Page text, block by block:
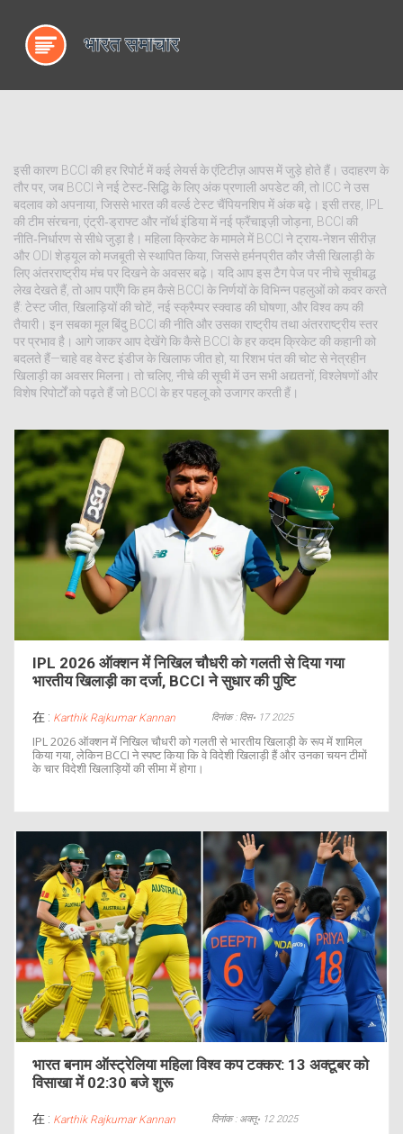
इसी कारण BCCI की हर रिपोर्ट में कई लेयर्स के एंटिटीज़ आपस में जुड़े होते हैं। उदाहरण के
तौर पर, जब BCCI ने नई टेस्ट‑सिद्धि के लिए अंक प्रणाली अपडेट की, तो ICC ने उस
बदलाव को अपनाया, जिससे भारत की वर्ल्ड टेस्ट चैंपियनशिप में अंक बढ़े। इसी तरह, IPL
की टीम संरचना, एंट्री‑ड्राफ्ट और नॉर्थ इंडिया में नई फ्रैंचाइज़ी जोड़ना, BCCI की
नीति‑निर्धारण से सीधे जुड़ा है। महिला क्रिकेट के मामले में BCCI ने ट्राय‑नेशन सीरीज़
और ODI शेड्यूल को मजबूती से स्थापित किया, जिससे हर्मनप्रीत कौर जैसी खिलाड़ी के
लिए अंतरराष्ट्रीय मंच पर दिखने के अवसर बढ़े। यदि आप इस टैग पेज पर नीचे सूचीबद्ध
लेख देखते हैं, तो आप पाएँगे कि हम कैसे BCCI के निर्णयों के विभिन्न पहलुओं को कवर करते
हैं: टेस्ट जीत, खिलाड़ियों की चोटें, नई स्क्रैम्पर स्क्वाड की घोषणा, और विश्व कप की
तैयारी। इन सबका मूल बिंदु BCCI की नीति और उसका राष्ट्रीय तथा अंतरराष्ट्रीय स्तर
पर प्रभाव है। आगे जाकर आप देखेंगे कि कैसे BCCI के हर कदम क्रिकेट की कहानी को
बदलते हैं—चाहे वह वेस्ट इंडीज के खिलाफ जीत हो, या रिशभ पंत की चोट से नेत्रहीन
खिलाड़ी का अवसर मिलना। तो चलिए, नीचे की सूची में उन सभी अद्यतनों, विश्लेषणों और
विशेष रिपोर्टों को पढ़ते हैं जो BCCI के हर पहलू को उजागर करती हैं।
IPL 2026 ऑक्शन में निखिल चौधरी को गलती से दिया गया
भारतीय खिलाड़ी का दर्जा, BCCI ने सुधार की पुष्टि
在 : Karthik Rajkumar Kannan दिनांक : दिस॰ 17 2025
IPL 2026 ऑक्शन में निखिल चौधरी को गलती से भारतीय खिलाड़ी के रूप में शामिल
किया गया, लेकिन BCCI ने स्पष्ट किया कि वे विदेशी खिलाड़ी हैं और उनका चयन टीमों
के चार विदेशी खिलाड़ियों की सीमा में होगा।
भारत बनाम ऑस्ट्रेलिया महिला विश्व कप टक्कर: 13 अक्टूबर को
विसाखा में 02:30 बजे शुरू
在 : Karthik Rajkumar Kannan दिनांक : अक्तू॰ 12 2025